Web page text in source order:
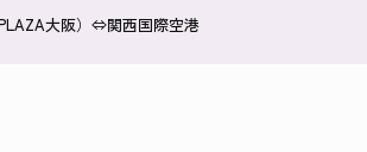
大阪）⇔関西国際空港